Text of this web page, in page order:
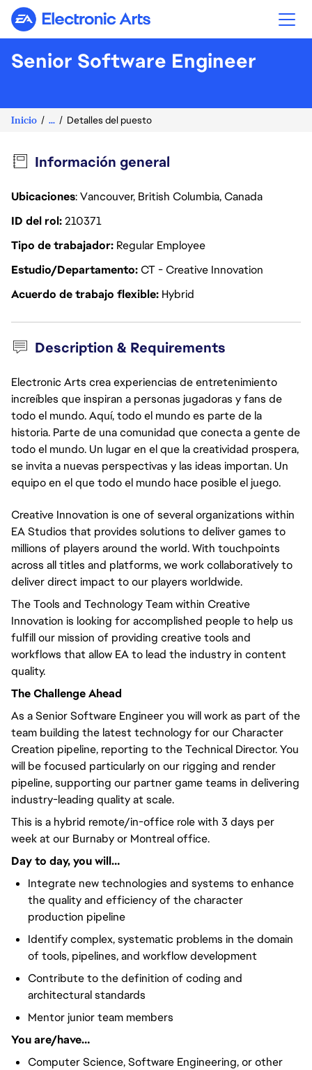
Electronic Arts
Senior Software Engineer
Inicio ... Detalles del puesto
Información general
Ubicaciones: Vancouver, British Columbia, Canada
ID del rol210371
Tipo de trabajador Regular Employee
Estudio/DepartamentoCT - Creative Innovation
Acuerdo de trabajo flexible Hybrid
Description & Requirements
Electronic Arts crea experiencias de entretenimiento
increíbles que inspiran a personas jugadoras y fans de
todo el mundo. Aquí, todo el mundo es parte de la
historia. Parte de una comunidad que conecta a gente de
todo el mundo. Un lugar en el que la creatividad prospera,
se invita a nuevas perspectivas y las ideas importan. Un
equipo en el que todo el mundo hace posible el juego.
Creative Innovation is one of several organizations within
EA Studios that provides solutions to deliver games to
millions of players around the world. With touchpoints
across all titles and platforms, we work collaboratively to
deliver direct impact to our players worldwide.
The Tools and Technology Team within Creative
Innovation is looking for accomplished people to help us
fulfill our mission of providing creative tools and
workflows that allow EA to lead the industry in content
quality.
The Challenge Ahead
As a Senior Software Engineer you will work as part of the
team building the latest technology for our Character
Creation pipeline, reporting to the Technical Director. You
will be focused particularly on our rigging and render
pipeline, supporting our partner game teams in delivering
industry-leading quality at scale.
This is a hybrid remote/in-office role with 3 days per
week at our Burnaby or Montreal office.
Day to day, you will…
Integrate new technologies and systems to enhance
the quality and efficiency of the character
production pipeline
Identify complex, systematic problems in the domain
of tools, pipelines, and workflow development
Contribute to the definition of coding and
architectural standards
Mentor junior team members
You are/have…
Computer Science, Software Engineering, or other